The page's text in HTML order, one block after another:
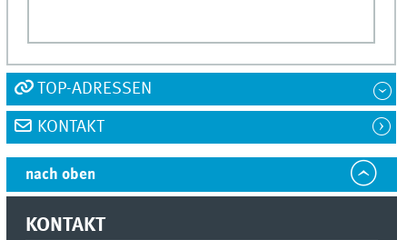
TOP-ADRESSEN
KONTAKT
nach oben
KONTAKT